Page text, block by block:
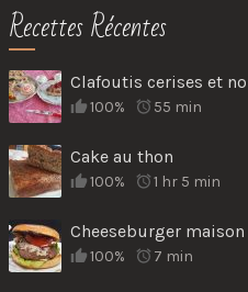
Recettes Récentes
Clafoutis cerises et
100% 55 min
Cake au thon
100% 1 hr 5 min
Cheeseburger maison
100% 7 min